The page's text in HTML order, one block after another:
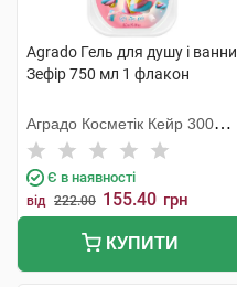
Agrado Гель для душу і ванни
Зефір 750 мл 1 флакон
Аградо Косметік Кейр 3000
С.Л.У.
Є в наявності
від 222.00 155.40 грн
КУПИТИ